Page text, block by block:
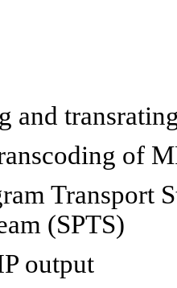
and
of
Transport
(SPTS)
output